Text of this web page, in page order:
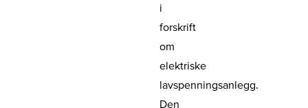
i
forskrift
om
elektriske
lavspenningsanlegg.
Den